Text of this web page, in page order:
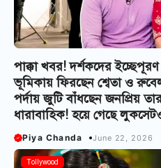
পাক্কা খবর! দর্শকদের
ভূমিকায় ফিরছেন শ্বেতা ও
পর্দায় জুটি বাঁধছেন জনপ্রিয়
ধারাবাহিক! হয়ে গেছে
Piya Chanda June 22, 2026
Tollywood